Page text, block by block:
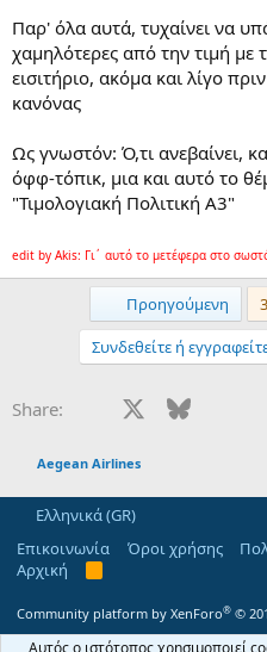
Παρ' όλα αυτά, τυχαίνει να
χαμηλότερες από την τιμή με
εισιτήριο, ακόμα και λίγο
κανόνας
Ως γνωστόν: Ό,τι ανεβαίνει,
όφφ-τόπικ, μια και αυτό το
"Τιμολογιακή Πολιτική Α3"
edit by Akis: Γι΄ αυτό το μετέφερα στο
Προηγούμενη
Συνδεθείτε ή
Share: Facebook Bluesky
Aegean Airlines
Ελληνικά (GR)
Επικοινωνία
Όροι χρήσης
Αρχική
R
Community platform by XenForo® ©
Αυτός ο ιστότοπος χρησιμοποιεί